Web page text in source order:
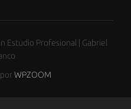
Estudio Profesional | Gabriel
por WPZOOM